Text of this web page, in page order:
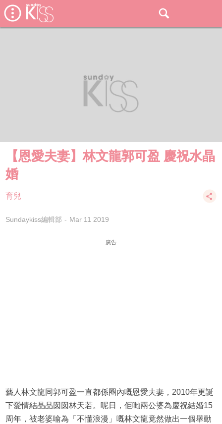
【恩愛夫妻】林文龍郭可盈 慶祝水晶
婚
育兒
Sundaykiss編輯部 Mar 11 2019
廣告
藝人林文龍同郭可盈一直都係圈內嘅恩愛夫妻，2010年更誕
下愛情結晶品囡囡林天若。呢日，佢哋兩公婆為慶祝結婚15
周年，被老婆喻為「不懂浪漫」嘅林文龍竟然做出一個舉動